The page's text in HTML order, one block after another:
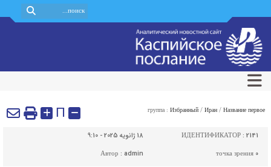
группа : Избранный / Иран / Название первое
П
ИДЕНТИФИКАТОР : 2141
18 ژانویه 2025 - 9:10
0
Автор : admin